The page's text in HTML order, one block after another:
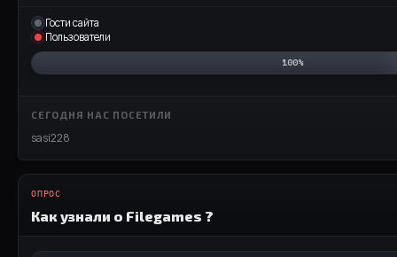
Гости сайта
Пользователи
100%
СЕГОДНЯ НАС ПОСЕТИЛИ
sasi228
ОПРОС
Как узнали о Filegames ?